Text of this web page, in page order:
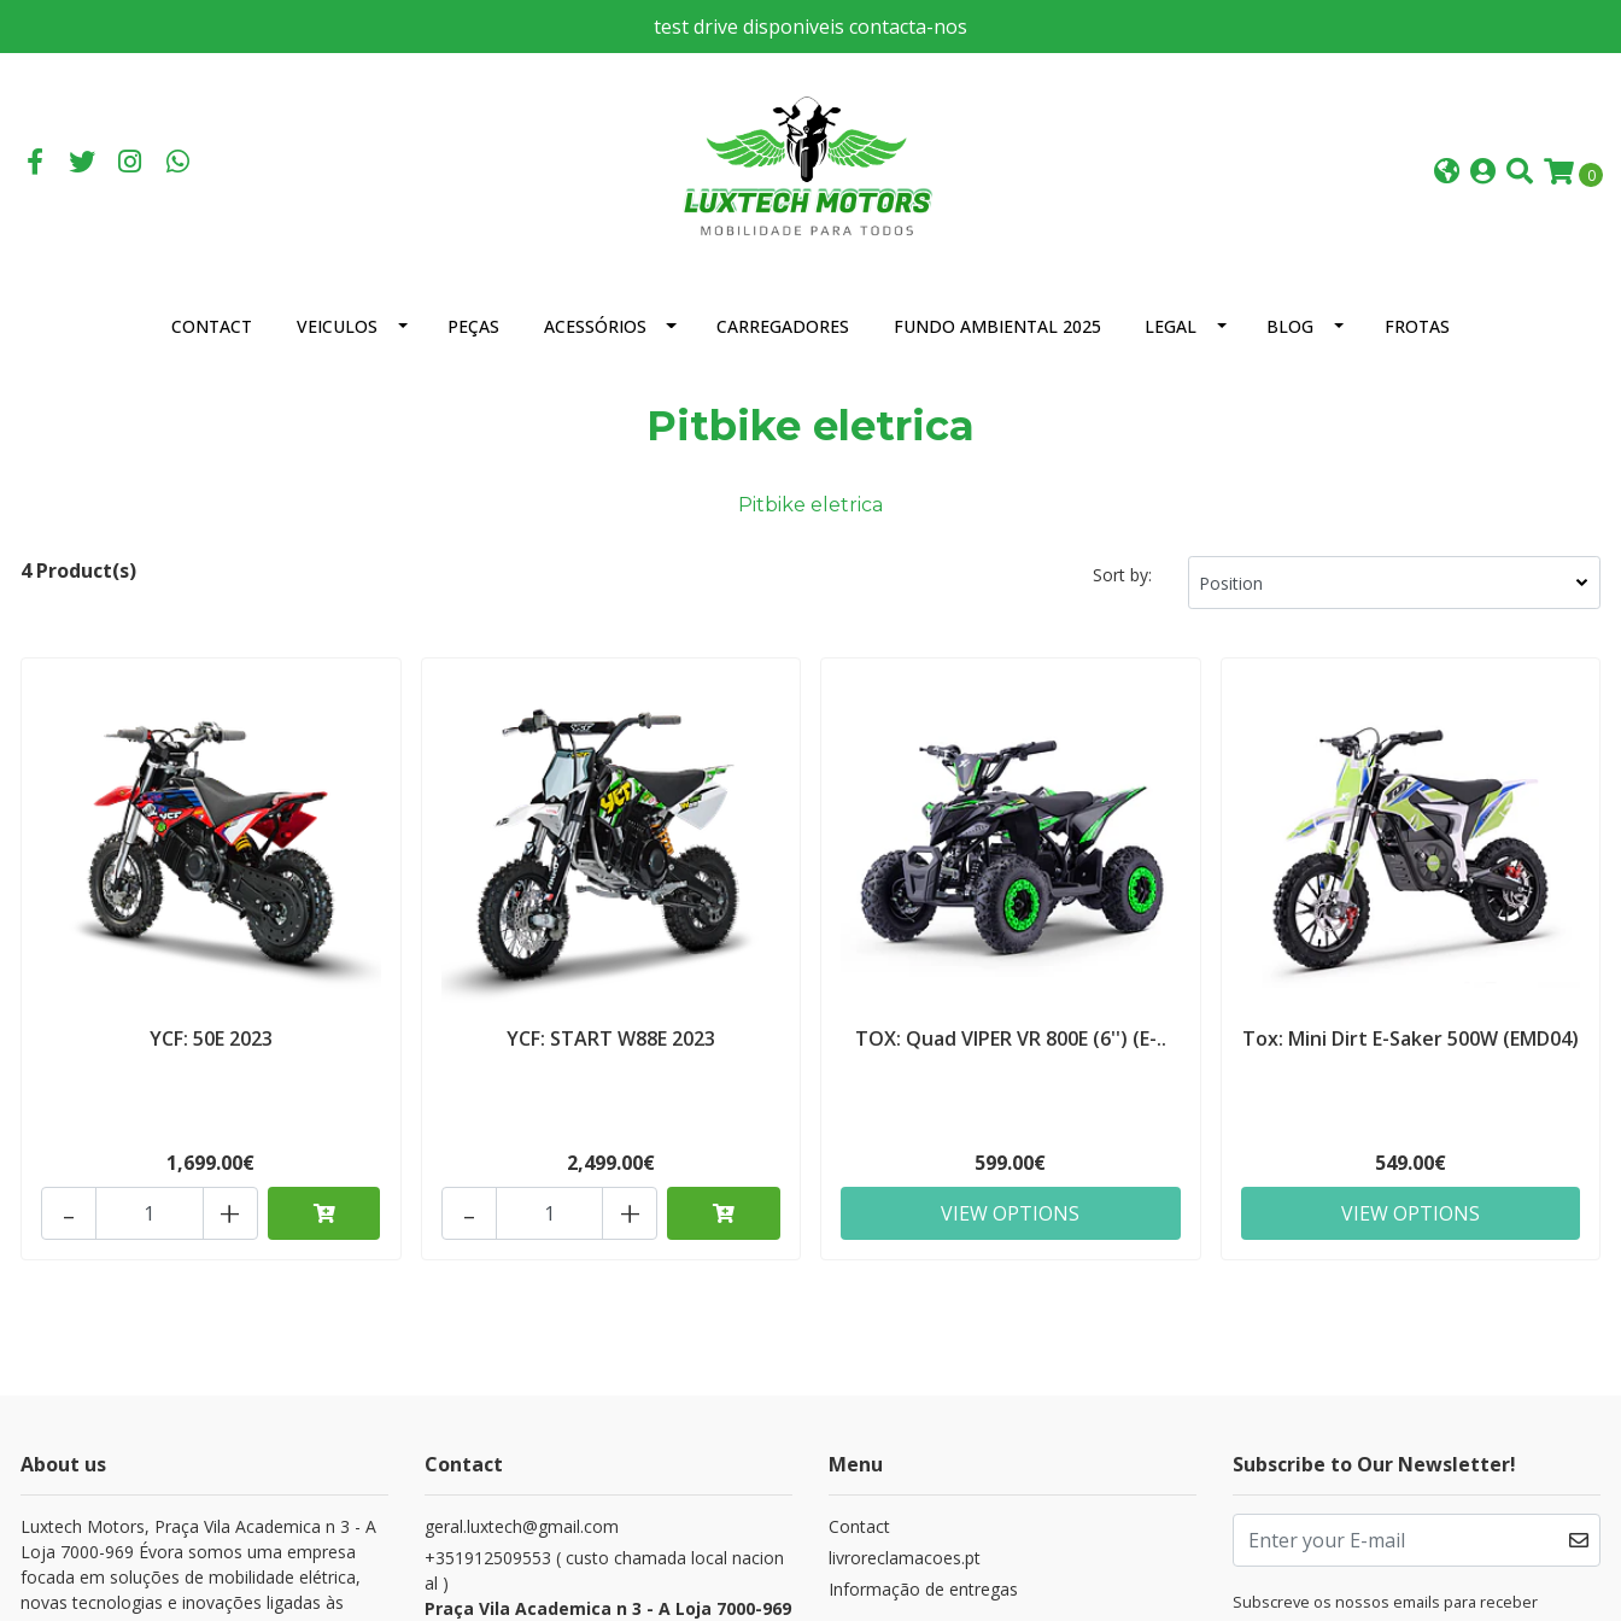
test drive disponiveis contacta-nos
0
CONTACT VEICULOS PEÇAS ACESSÓRIOS CARREGADORES FUNDO AMBIENTAL 2025 LEGAL BLOG FROTAS
Pitbike eletrica
Pitbike eletrica
4 Product(s) Sort by:
YCF: 50E 2023
1,699.00€
+
-
YCF: START W88E 2023
2,499.00€
+
-
TOX: Quad VIPER VR 800E (6'') (E-..
599.00€
VIEW OPTIONS
Tox: Mini Dirt E-Saker 500W (EMD04)
549.00€
VIEW OPTIONS
About us
Luxtech Motors, Praça Vila Academica n 3 - A
Loja 7000-969 Évora somos uma empresa
focada em soluções de mobilidade elétrica,
novas tecnologias e inovações ligadas às
Contact
geral.luxtech@gmail.com
+351912509553 ( custo chamada local nacion
al )
Praça Vila Academica n 3 - A Loja 7000-969
Menu
Contact
livroreclamacoes.pt
Informação de entregas
Subscribe to Our Newsletter!
Subscreve os nossos emails para receber